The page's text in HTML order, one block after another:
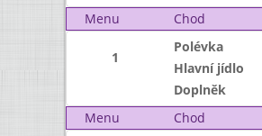
Menu
Chod
1
Polévka
Hlavní jídlo
Doplněk
Menu
Chod